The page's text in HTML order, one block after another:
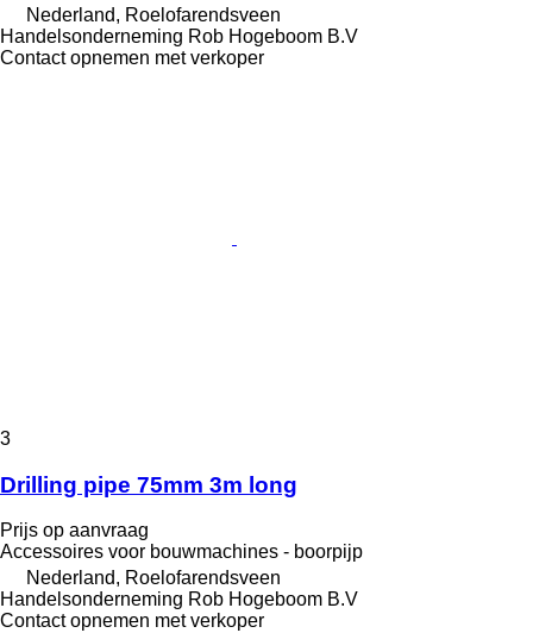
Nederland, Roelofarendsveen
Handelsonderneming Rob Hogeboom B.V
Contact opnemen met verkoper
3
Drilling pipe 75mm 3m long
Prijs op aanvraag
Accessoires voor bouwmachines - boorpijp
Nederland, Roelofarendsveen
Handelsonderneming Rob Hogeboom B.V
Contact opnemen met verkoper